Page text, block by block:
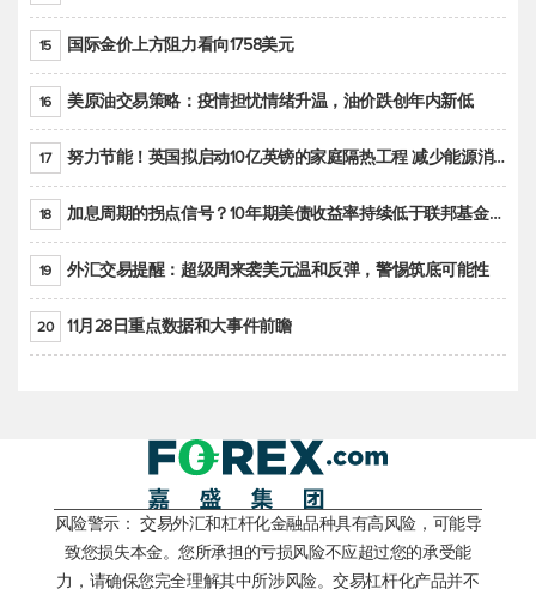
15 国际金价上方阻力看向1758美元
16 美原油交易策略：疫情担忧情绪升温，油价跌创年内新低
17 努力节能！英国拟启动10亿英镑的家庭隔热工程 减少能源消耗
18 加息周期的拐点信号？10年期美债收益率持续低于联邦基金利率目标区间
19 外汇交易提醒：超级周来袭美元温和反弹，警惕筑底可能性
20 11月28日重点数据和大事件前瞻
风险警示： 交易外汇和杠杆化金融品种具有高风险，可能导
致您损失本金。您所承担的亏损风险不应超过您的承受能
力，请确保您完全理解其中所涉风险。交易杠杆化产品并不